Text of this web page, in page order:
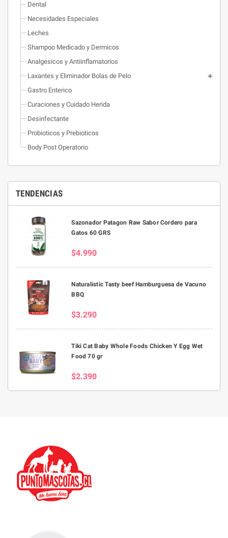
Dental
Necesidades Especiales
Leches
Shampoo Medicado y Dermicos
Analgesicos y Antiinflamatorios
Laxantes y Eliminador Bolas de Pelo
Gastro Enterico
Curaciones y Cuidado Herida
Desinfectante
Probioticos y Prebioticos
Body Post Operatorio
TENDENCIAS
Sazonador Patagon Raw Sabor Cordero para
Gatos 60 GRS
$4.990
Naturalistic Tasty beef Hamburguesa de Vacuno
BBQ
$3.290
Tiki Cat Baby Whole Foods Chicken Y Egg Wet
Food 70 gr
$2.390